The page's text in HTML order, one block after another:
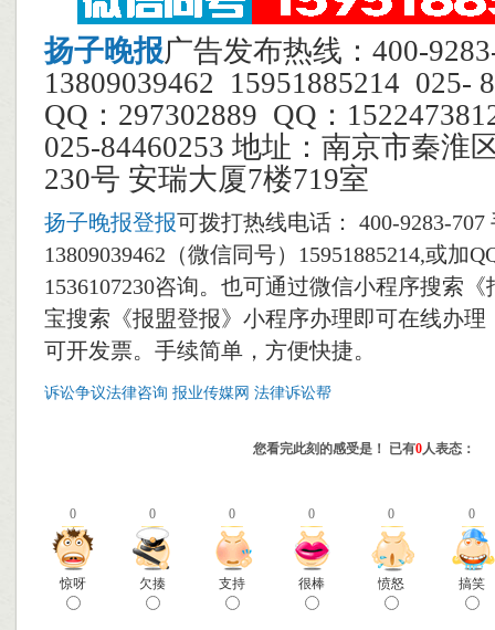
扬子晚报广告发布热线：400-
13809039462 15951885214
QQ：297302889 QQ：
025-84460253 地址：南京市秦淮
230号 安瑞大厦7楼719室
扬子晚报登报可拨打热线电话： 400-9283-707
13809039462（微信同号）15951885214,或加
1536107230咨询。也可通过微信小程序搜索
宝搜索《报盟登报》小程序办理即可在线办理
可开发票。手续简单，方便快捷。
诉讼争议法律咨询 报业传媒网 法律诉讼帮
您看完此刻的感受是！ 已有0人表态：
0 0 0 0 0 0
惊呀 欠揍 支持 很棒 愤怒 搞笑